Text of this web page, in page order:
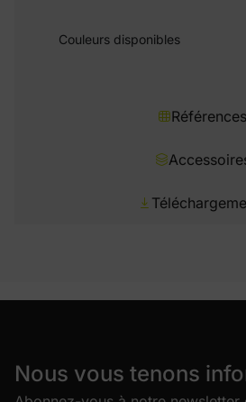
Références
Couleurs disponibles
Nous vous tenons